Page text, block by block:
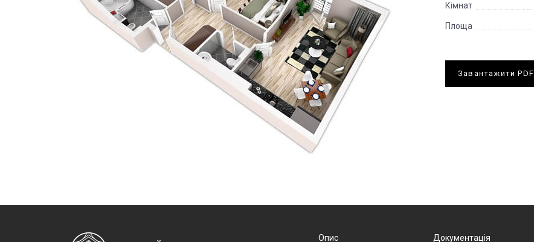
Кімнат
Площа
Завантажити PDF
Опис Документація